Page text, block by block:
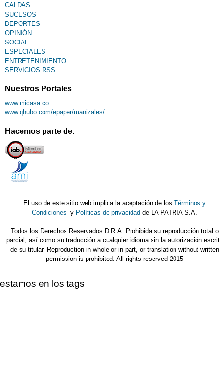
CALDAS
SUCESOS
DEPORTES
OPINIÓN
SOCIAL
ESPECIALES
ENTRETENIMIENTO
SERVICIOS RSS
Nuestros Portales
www.micasa.co
www.qhubo.com/epaper/manizales/
Hacemos parte de:
El uso de este sitio web implica la aceptación de los Términos y
Condiciones y Políticas de privacidad de LA PATRIA S.A.
Todos los Derechos Reservados D.R.A. Prohibida su reproducción total o
parcial, así como su traducción a cualquier idioma sin la autorización
de su titular. Reproduction in whole or in part, or translation without written
permission is prohibited. All rights reserved 2015
estamos en los tags